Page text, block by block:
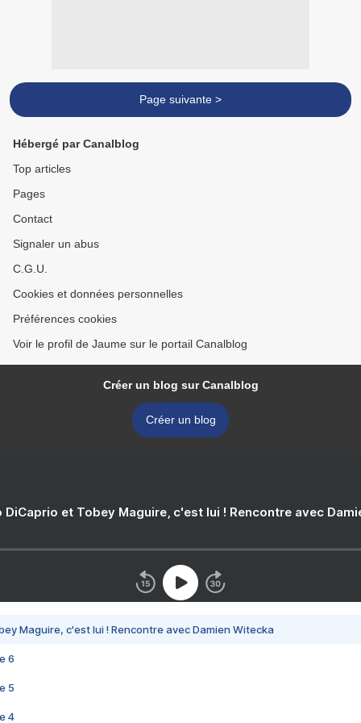
Page suivante >
Hébergé par Canalblog
Top articles
Pages
Contact
Signaler un abus
C.G.U.
Cookies et données personnelles
Préférences cookies
Voir le profil de Jaume sur le portail Canalblog
Créer un blog sur Canalblog
Créer un blog
DiCaprio et Tobey Maguire, c'est lui ! Rencontre avec
Maguire, c'est lui ! Rencontre avec Damien Witecka
6
5
4